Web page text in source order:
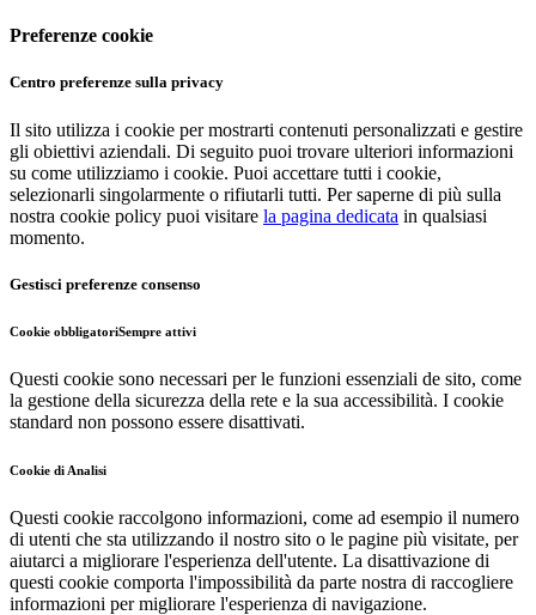
Preferenze cookie
Centro preferenze sulla privacy
Il sito utilizza i cookie per mostrarti contenuti personalizzati e gestire
gli obiettivi aziendali. Di seguito puoi trovare ulteriori informazioni
su come utilizziamo i cookie. Puoi accettare tutti i cookie,
selezionarli singolarmente o rifiutarli tutti. Per saperne di più sulla
nostra cookie policy puoi visitare la pagina dedicata in qualsiasi
momento.
Gestisci preferenze consenso
Cookie obbligatoriSempre attivi
Questi cookie sono necessari per le funzioni essenziali de sito, come
la gestione della sicurezza della rete e la sua accessibilità. I cookie
standard non possono essere disattivati.
Cookie di Analisi
Questi cookie raccolgono informazioni, come ad esempio il numero
di utenti che sta utilizzando il nostro sito o le pagine più visitate, per
aiutarci a migliorare l'esperienza dell'utente. La disattivazione di
questi cookie comporta l'impossibilità da parte nostra di raccogliere
informazioni per migliorare l'esperienza di navigazione.